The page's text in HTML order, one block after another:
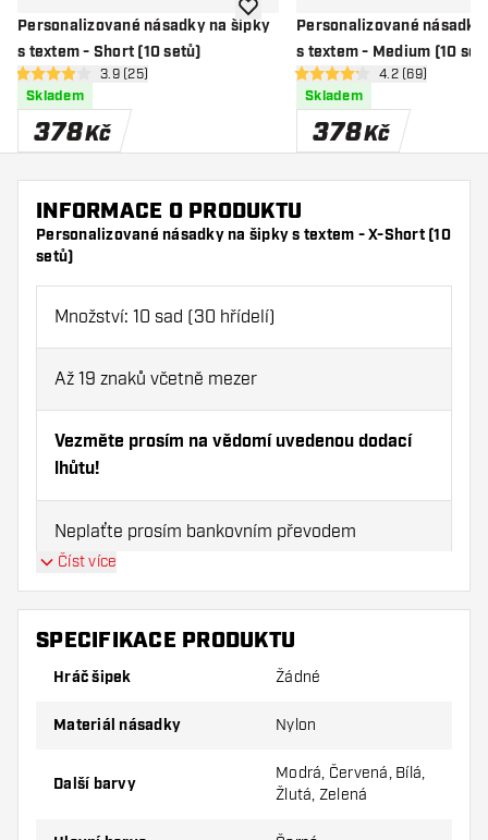
Personalizované násadky na šipky
s textem - Short (10 setů)
otevřít panel recenzí
3.9 hodnoticí hvězdičky
3.9 (25)
Skladem
378Kč
Přidat do seznamu přání
Personalizované
s textem - Medium (10
otevřít panel
4.2 hodnoticí hvězdičky
4.2 (69)
Skladem
378Kč
INFORMACE O PRODUKTU
Personalizované násadky na šipky s textem - X-Short (10
setů)
Množství: 10 sad (30 hřídelí)
Až 19 znaků včetně mezer
Vezměte prosím na vědomí uvedenou dodací
lhůtu!
Neplaťte prosím bankovním převodem
Číst více
SPECIFIKACE PRODUKTU
Hráč šipek Žádné
Materiál násadky Nylon
Další barvy
Modrá, Červená, Bílá,
Žlutá, Zelená